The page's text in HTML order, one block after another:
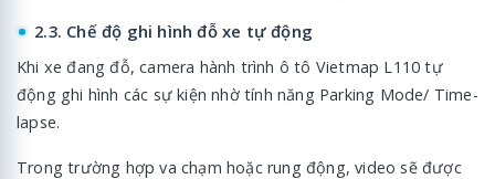
2.3. Chế độ ghi hình đỗ xe tự động
Khi xe đang đỗ, camera hành trình ô tô Vietmap L110 tự
động ghi hình các sự kiện nhờ tính năng Parking Mode/ Time-
lapse.
Trong trường hợp va chạm hoặc rung động, video sẽ được